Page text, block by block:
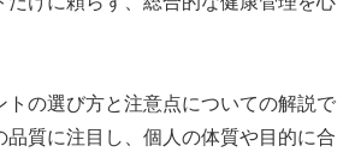
トの選び方と注意点についての解説で
品質に注目し、個人の体質や目的に合